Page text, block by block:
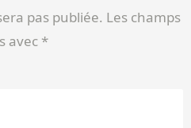
pas publiée. Les champs
avec *